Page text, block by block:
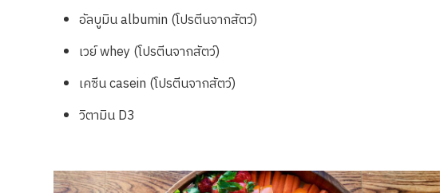
อัลบูมินalbumin (โปรตีนจากสัตว์)
เวย์whey (โปรตีนจากสัตว์)
เคซีนcasein (โปรตีนจากสัตว์)
วิตามินD3